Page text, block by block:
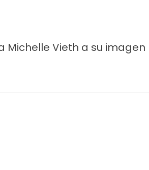
Michelle Vieth a su imagen